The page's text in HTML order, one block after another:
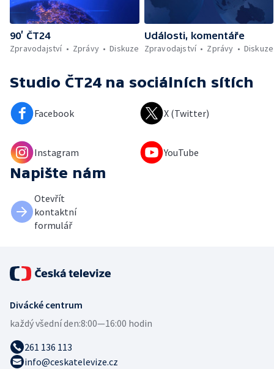
90’ ČT24
Zpravodajství
Zprávy Diskuze
Události, komentáře
Zpravodajství
Zprávy Diskuze
Studio ČT24 na sociálních sítích
Facebook X (Twitter)
Instagram YouTube
Napište nám
Otevřít
kontaktní
formulář
Divácké centrum
každý všední den:8:00—16:00 hodin
261 136 113
info@ceskatelevize.cz